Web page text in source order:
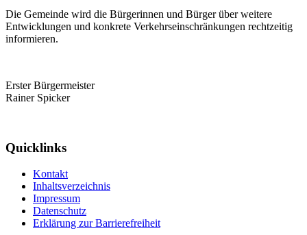
Die Gemeinde wird die Bürgerinnen und Bürger über weitere
Entwicklungen und konkrete Verkehrseinschränkungen rechtzeitig
informieren.
Erster Bürgermeister
Rainer Spicker
Quicklinks
Kontakt
Inhaltsverzeichnis
Impressum
Datenschutz
Erklärung zur Barrierefreiheit